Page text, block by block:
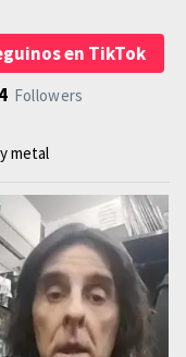
en TikTok
Followers
metal